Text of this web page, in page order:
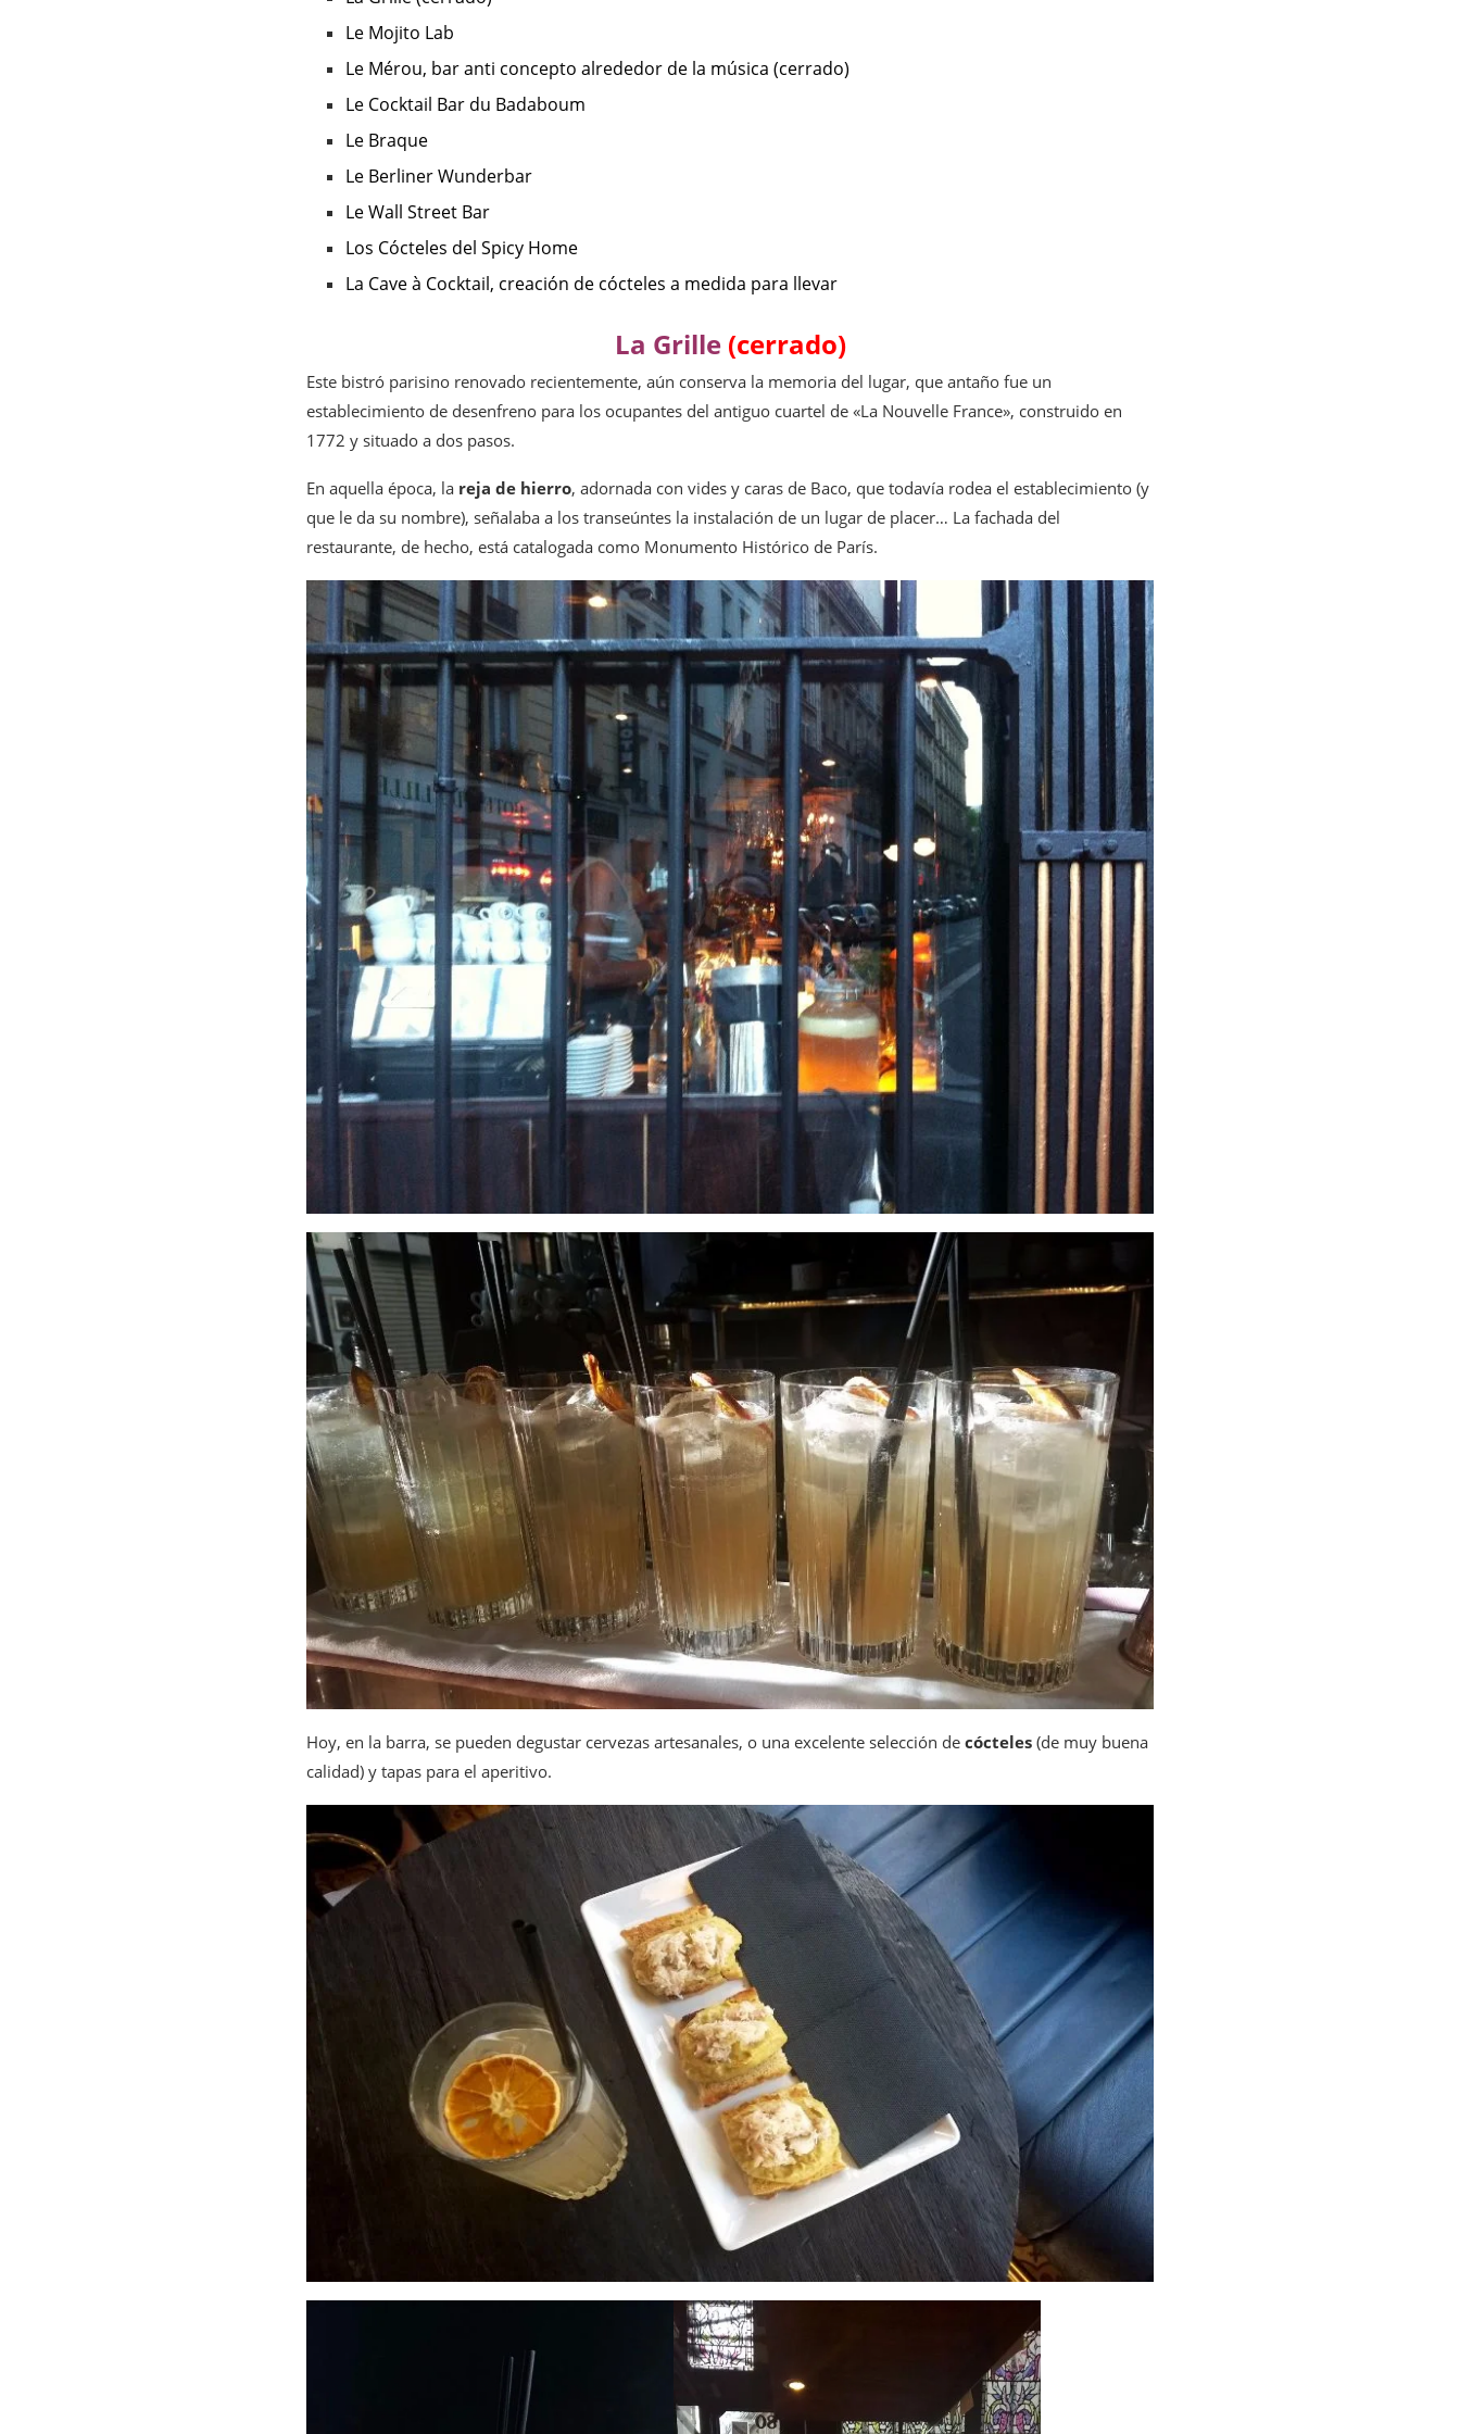
Le Mojito Lab
Le Mérou, bar anti concepto alrededor de la música (cerrado)
Le Cocktail Bar du Badaboum
Le Braque
Le Berliner Wunderbar
Le Wall Street Bar
Los Cócteles del Spicy Home
La Cave à Cocktail, creación de cócteles a medida para llevar
La Grille (cerrado)
Este bistró parisino renovado recientemente, aún conserva la memoria del lugar, que antaño fue un
establecimiento de desenfreno para los ocupantes del antiguo cuartel de «La Nouvelle France», construido en
1772 y situado a dos pasos.
En aquella época, la reja de hierro, adornada con vides y caras de Baco, que todavía rodea el establecimiento (y
que le da su nombre), señalaba a los transeúntes la instalación de un lugar de placer… La fachada del
restaurante, de hecho, está catalogada como Monumento Histórico de París.
Hoy, en la barra, se pueden degustar cervezas artesanales, o una excelente selección de cócteles (de muy buena
calidad) y tapas para el aperitivo.